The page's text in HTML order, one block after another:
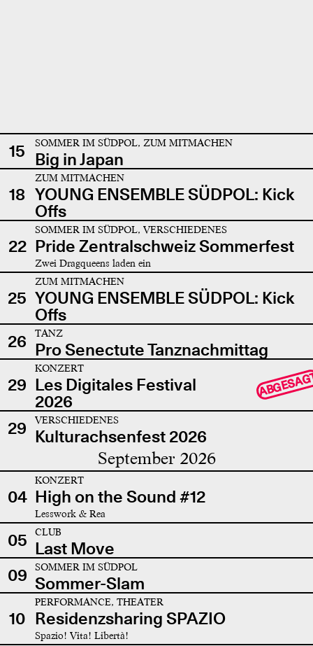
15 SOMMER IM SÜDPOL, ZUM MITMACHEN
Big in Japan
18
ZUM MITMACHEN
YOUNG ENSEMBLE SÜDPOL: Kick
Offs
22
SOMMER IM SÜDPOL, VERSCHIEDENES
Pride Zentralschweiz Sommerfest
Zwei Dragqueens laden ein
25
ZUM MITMACHEN
YOUNG ENSEMBLE SÜDPOL: Kick
Offs
26
TANZ
Pro Senectute Tanznachmittag
29
KONZERT
Les Digitales Festival
2026
29 VERSCHIEDENES
Kulturachsenfest 2026
September 2026
04
KONZERT
High on the Sound #12
Lesswork & Rea
05 CLUB
Last Move
09
SOMMER IM SÜDPOL
Sommer-Slam
10
PERFORMANCE, THEATER
Residenzsharing SPAZIO
Spazio! Vita! Libertà!